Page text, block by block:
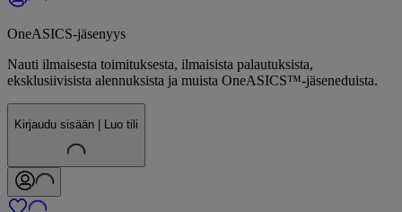
OneASICS-jäsenyys
Nauti ilmaisesta toimituksesta, ilmaisista palautuksista,
eksklusiivisista alennuksista ja muista OneASICS™-jäseneduista.
Kirjaudu sisään | Luo tili